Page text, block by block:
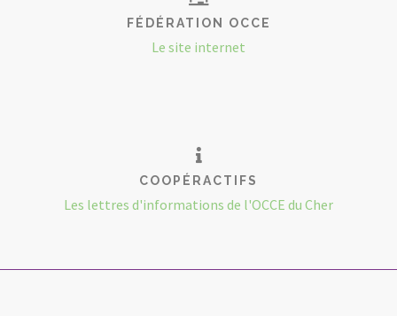
FÉDÉRATION OCCE
Le site internet
COOPÉRACTIFS
Les lettres d'informations de l'OCCE du Cher